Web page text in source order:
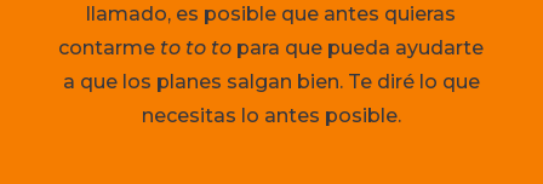
llamado, es posible que antes quieras
contarme to to to para que pueda ayudarte
a que los planes salgan bien. Te diré lo que
necesitas lo antes posible.